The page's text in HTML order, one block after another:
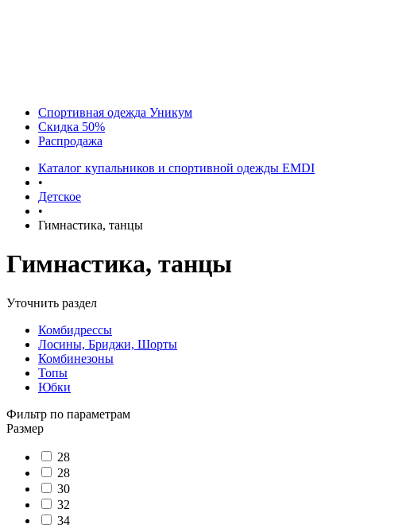
Спортивная одежда Уникум
Скидка 50%
Распродажа
Каталог купальников и спортивной одежды EMDI
•
Детское
•
Гимнастика, танцы
Гимнастика, танцы
Уточнить раздел
Комбидрессы
Лосины, Бриджи, Шорты
Комбинезоны
Топы
Юбки
Фильтр по параметрам
Размер
28
28
30
32
34